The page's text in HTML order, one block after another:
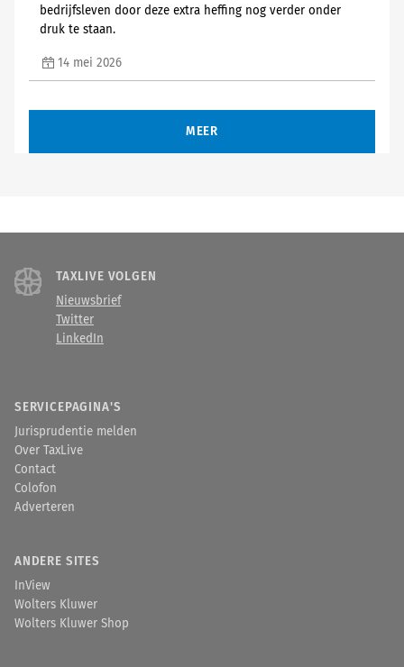
bedrijfsleven door deze extra heffing nog verder onder
druk te staan.
14 mei 2026
MEER
TAXLIVE VOLGEN
Nieuwsbrief
Twitter
LinkedIn
SERVICEPAGINA'S
Jurisprudentie melden
Over TaxLive
Contact
Colofon
Adverteren
ANDERE SITES
InView
Wolters Kluwer
Wolters Kluwer Shop